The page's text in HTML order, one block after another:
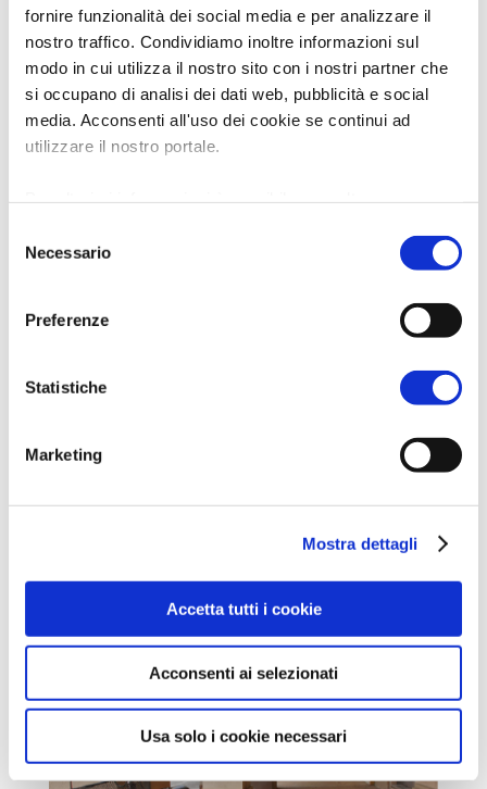
fornire funzionalità dei social media e per analizzare il
nostro traffico. Condividiamo inoltre informazioni sul
modo in cui utilizza il nostro sito con i nostri partner che
si occupano di analisi dei dati web, pubblicità e social
media. Acconsenti all'uso dei cookie se continui ad
utilizzare il nostro portale.
delNecessario
Preferenze
Statistiche
Marketing
Mostra dettagli
Accetta tutti i cookie
Acconsenti ai selezionati
Usa solo i cookie necessari